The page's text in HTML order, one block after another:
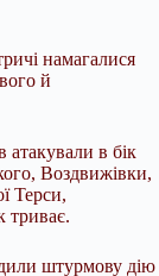
намагалися
й
атакували в бік
Воздвижівки,
Терси,
триває.
штурмову дію